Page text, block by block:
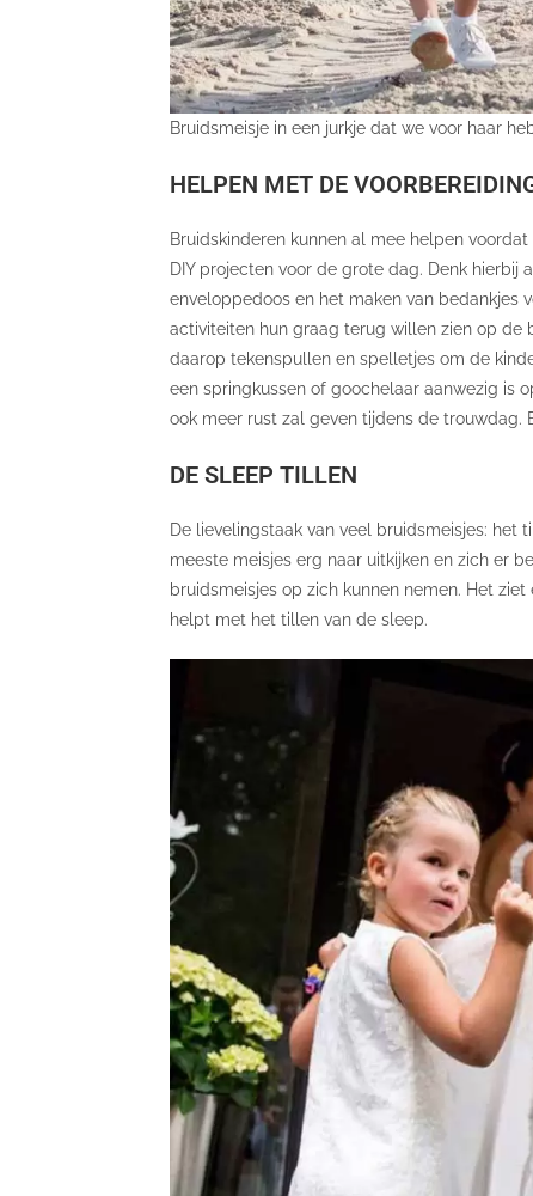
Bruidsmeisje in een jurkje dat we voor haar
HELPEN MET DE
Bruidskinderen kunnen al mee helpen
DIY projecten voor de grote dag. Denk hierbij
enveloppedoos en het maken van bedankjes
activiteiten hun graag terug willen zien op de
daarop tekenspullen en spelletjes om de
een springkussen of goochelaar aanwezig is
ook meer rust zal geven tijdens de trouwdag.
DE SLEEP TILLEN
De lievelingstaak van veel bruidsmeisjes: het
meeste meisjes erg naar uitkijken en zich er
bruidsmeisjes op zich kunnen nemen. Het
helpt met het tillen van de sleep.